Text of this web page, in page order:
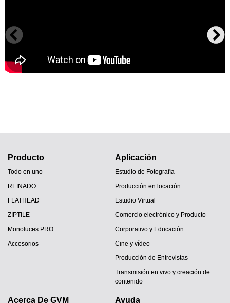
Producto
Todo en uno
REINADO
FLATHEAD
ZIPTILE
Monoluces PRO
Accesorios
Aplicación
Estudio de Fotografía
Producción en locación
Estudio Virtual
Comercio electrónico y Producto
Corporativo y Educación
Cine y vídeo
Producción de Entrevistas
Transmisión en vivo y creación de
contenido
Acerca De GVM Ayuda